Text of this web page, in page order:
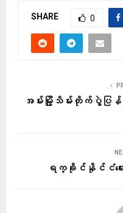
SHARE 0
အမ်းမြို့သိမ်းတိုက်ပွဲပ
ရက္ခိုင်နိုင်ငံရေး